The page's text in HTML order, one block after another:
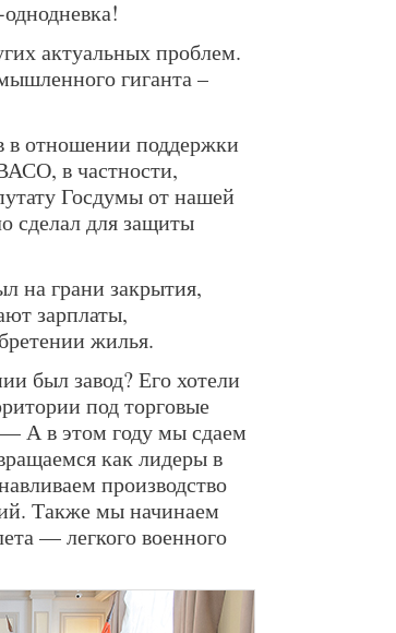
актуальных проблем.
гиганта –
в отношении поддержки
в частности,
Госдумы от нашей
сделал для защиты
на грани закрытия,
зарплаты,
жилья.
был завод? Его хотели
под торговые
А в этом году мы сдаем
как лидеры в
производство
Также мы начинаем
— легкого военного